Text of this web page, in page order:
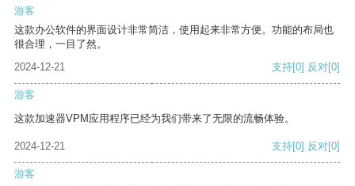
游客
这款办公软件的界面设计非常简洁，使用起来非常方便。功能的布局也
很合理，一目了然。
2024-12-21
支持[0] 反对[0]
游客
这款加速器VPM应用程序已经为我们带来了无限的流畅体验。
2024-12-21 支持[0] 反对[0]
游客